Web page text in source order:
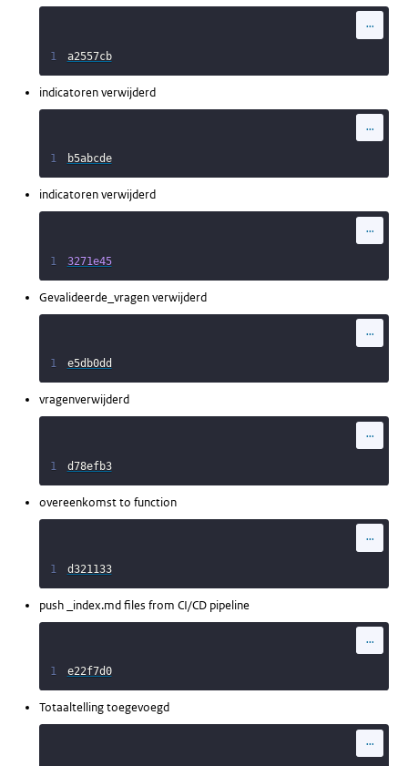
...
1 a2557cb
indicatoren verwijderd
...
1 b5abcde
indicatoren verwijderd
...
1 3271e45
Gevalideerde_vragen verwijderd
...
1 e5db0dd
vragenverwijderd
...
1 d78efb3
overeenkomst to function
...
1 d321133
push _index.md files from CI/CD pipeline
...
1 e22f7d0
Totaaltelling toegevoegd
...